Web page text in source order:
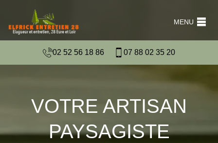
MENU
02 52 56 18 86 07 88 02 35 20
VOTRE ARTISAN
PAYSAGISTE